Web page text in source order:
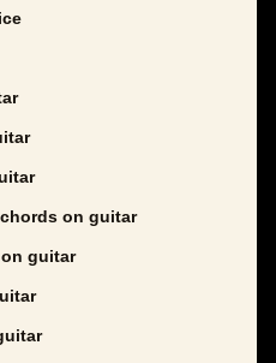
on guitar
guitar